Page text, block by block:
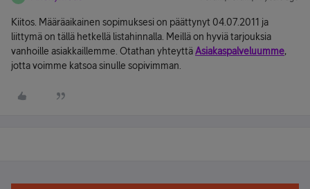
Kiitos. Määräaikainen sopimuksesi on päättynyt 04.07.2011 ja
liittymä on tällä hetkellä listahinnalla. Meillä on hyviä tarjouksia
vanhoille asiakkaillemme. Otathan yhteyttäAsiakaspalveluumme,
jotta voimme katsoa sinulle sopivimman.